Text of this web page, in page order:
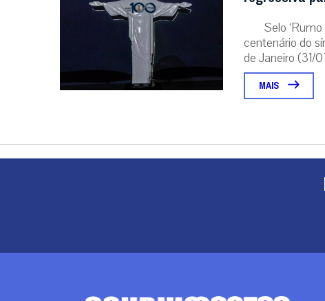
Selo
centenário do
de Janeiro (31/
MAIS